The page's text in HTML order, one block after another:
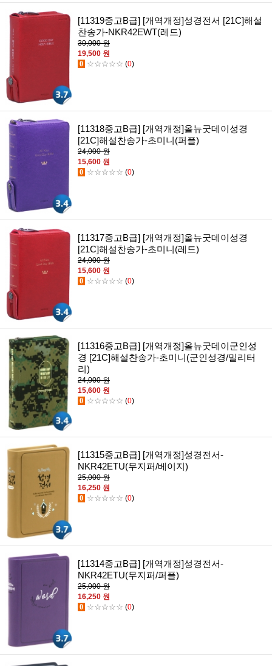
[11319중고B급] [개역개정]성경전서 [21C]해설
찬송가-NKR42EWT(레드)
30,000 원
19,500 원
0 ☆☆☆☆☆ (0)
[11318중고B급] [개역개정]올뉴굿데이성경
[21C]해설찬송가-초미니(퍼플)
24,000 원
15,600 원
0 ☆☆☆☆☆ (0)
[11317중고B급] [개역개정]올뉴굿데이성경
[21C]해설찬송가-초미니(레드)
24,000 원
15,600 원
0 ☆☆☆☆☆ (0)
[11316중고B급] [개역개정]올뉴굿데이군인성
경 [21C]해설찬송가-초미니(군인성경/밀리터
리)
24,000 원
15,600 원
0 ☆☆☆☆☆ (0)
[11315중고B급] [개역개정]성경전서-
NKR42ETU(무지퍼/베이지)
25,000 원
16,250 원
0 ☆☆☆☆☆ (0)
[11314중고B급] [개역개정]성경전서-
NKR42ETU(무지퍼/퍼플)
25,000 원
16,250 원
0 ☆☆☆☆☆ (0)